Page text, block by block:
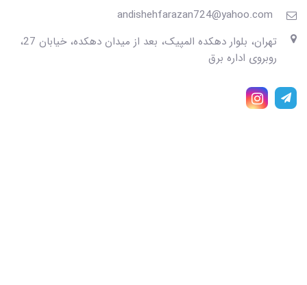
andishehfarazan724@yahoo.com
تهران، بلوار دهکده المپیک، بعد از میدان دهکده، خیابان 27،
روبروی اداره برق